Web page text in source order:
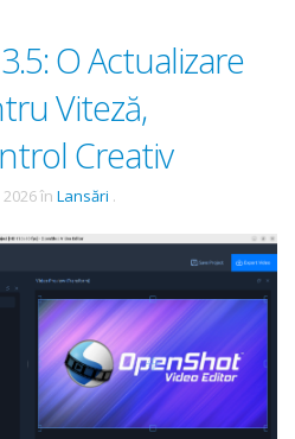
O Actualizare
Viteză,
Creativ
în Lansări .